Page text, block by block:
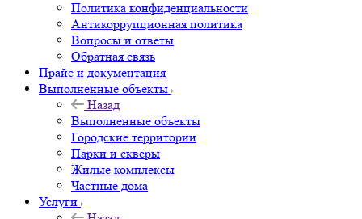
Политика конфиденциальности
Антикоррупционная политика
Вопросы и ответы
Обратная связь
Прайс и документация
Выполненные объекты
Назад
Выполненные объекты
Городские территории
Парки и скверы
Жилые комплексы
Частные дома
Услуги